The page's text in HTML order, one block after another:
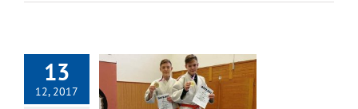
13
12, 2017
v Semilech